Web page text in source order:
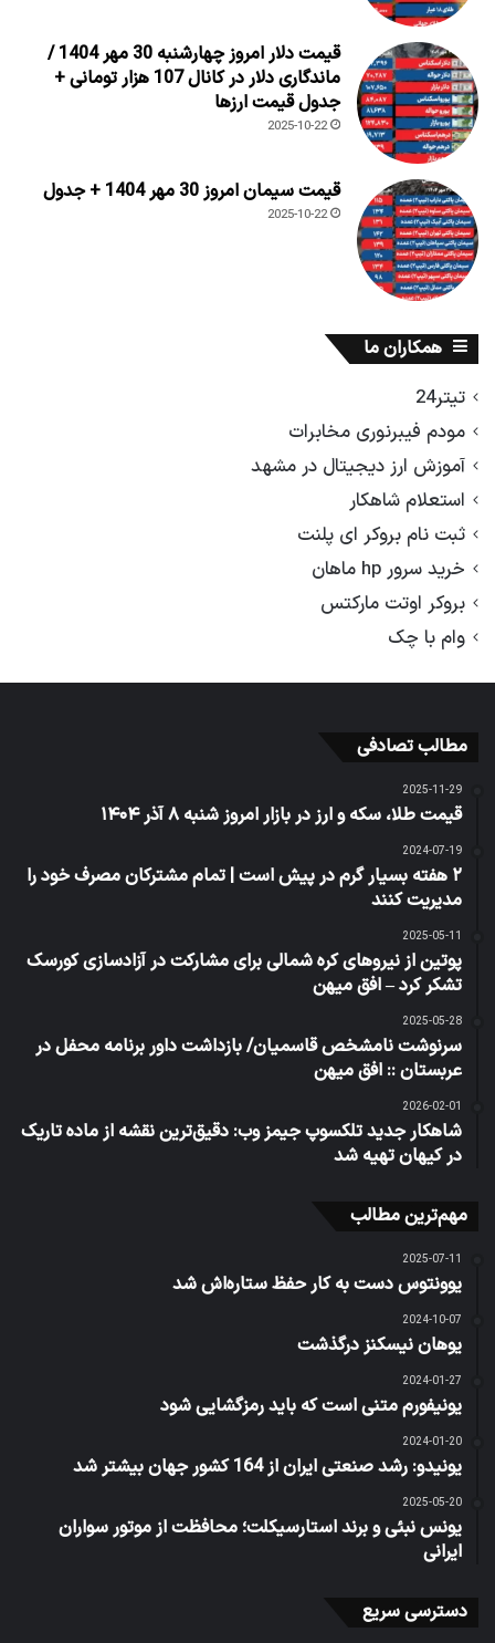
قیمت دلار امروز چهارشنبه 30 مهر 1404 /
ماندگاری دلار در کانال 107 هزار تومانی +
جدول قیمت ارزها
2025-10-22
قیمت سیمان امروز 30 مهر 1404 + جدول
2025-10-22
همکاران ما
تیتر24
مودم فیبرنوری مخابرات
آموزش ارز دیجیتال در مشهد
استعلام شاهکار
ثبت نام بروکر ای پلنت
خرید سرور hp ماهان
بروکر اوتت مارکتس
وام با چک
مطالب تصادفی
2025-11-29
قیمت طلا، سکه و ارز در بازار امروز شنبه ۸ آذر ۱۴۰۴
2024-07-19
۲ هفته بسیار گرم در پیش است | تمام مشترکان مصرف خود را
مدیریت کنند
2025-05-11
پوتین از نیروهای کره شمالی برای مشارکت در آزادسازی کورسک
تشکر کرد – افق میهن
2025-05-28
سرنوشت نامشخص قاسمیان/ بازداشت داور برنامه محفل در
عربستان :: افق میهن
2026-02-01
شاهکار جدید تلکسوپ جیمز وب: دقیق‌ترین نقشه از ماده تاریک
در کیهان تهیه شد
مهم‌ترین مطالب
2025-07-11
یوونتوس دست به کار حفظ ستاره‌اش شد
2024-10-07
یوهان نیسکنز درگذشت
2024-01-27
یونیفورم متنی است که باید رمزگشایی شود
2024-01-20
یونیدو: رشد صنعتی ایران از 164 کشور جهان بیشتر شد
2025-05-20
یونس نبئی و برند استارسیکلت؛ محافظت از موتور سواران
ایرانی
دسترسی سریع